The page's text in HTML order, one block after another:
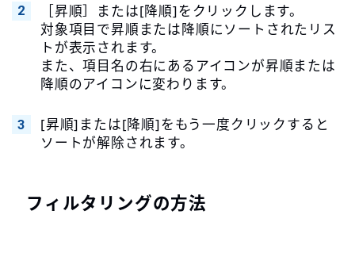
［昇順］または[降順]をクリックします。
対象項目で昇順または降順にソートされたリス
トが表示されます。
また、項目名の右にあるアイコンが昇順または
降順のアイコンに変わります。
[昇順]または[降順]をもう一度クリックすると
ソートが解除されます。
フィルタリングの方法